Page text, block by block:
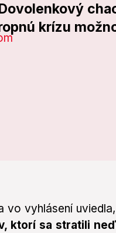
krízu
vo vyhlásení
ktorí sa stratili